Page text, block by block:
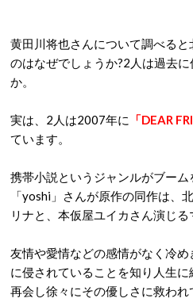
黄田川将也さんについて調べる
のはなぜでしょうか?2 人は過去
か。
実は、 2 人は2007年に 「DEAR
ています。
携帯小説というジャンルがブーム
「yoshi 」さんが原作の同作は、
リナと、本仮屋ユイカさん演じる
友情や愛情などの感情がなく冷
に侵されていることを知り人生に
再会し徐々にその優しさに救わ